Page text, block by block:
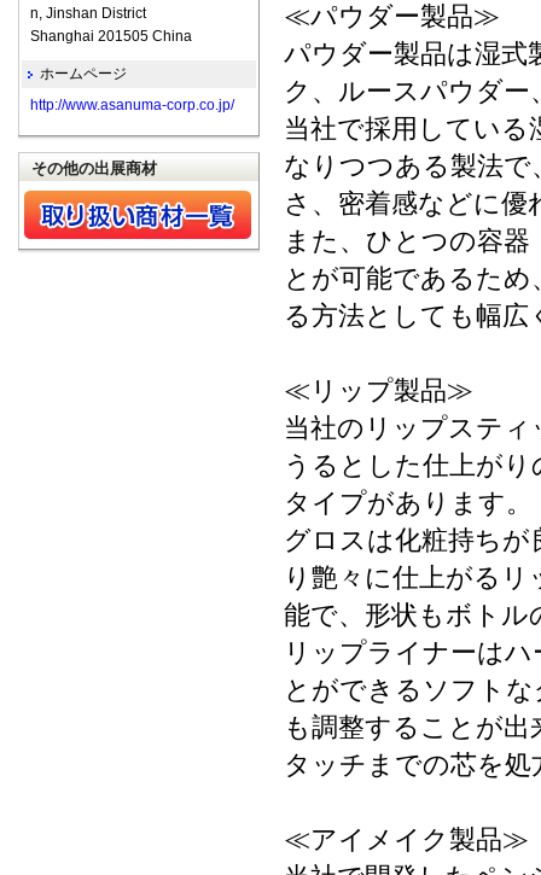
≪パウダー製品≫
パウダー製品は湿式
ク、ルースパウダ
当社で採用している
なりつつある製法
さ、密着感などに優
また、ひとつの容
とが可能であるた
る方法としても幅
≪リップ製品≫
当社のリップステ
うるとした仕上が
タイプがあります。
グロスは化粧持ち
り艶々に仕上がる
能で、形状もボト
リップライナーは
とができるソフト
も調整することが
タッチまでの芯を処
≪アイメイク製品≫
n, Jinshan District
Shanghai 201505 China
ホームページ
http://www.asanuma-corp.co.jp/
その他の出展商材